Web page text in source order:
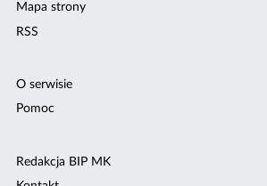
Mapa strony
RSS
O serwisie
Pomoc
Redakcja BIP MK